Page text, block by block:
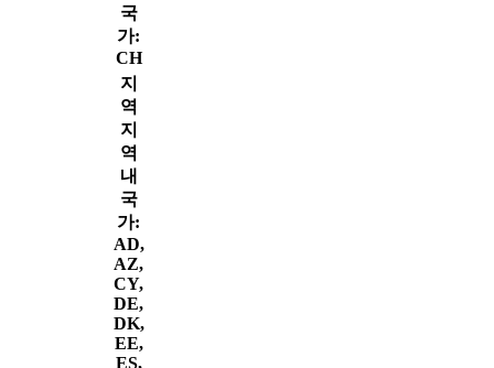
국
가:
CH
지
역
지
역
내
국
가:
AD,
AZ,
CY,
DE,
DK,
EE,
ES,